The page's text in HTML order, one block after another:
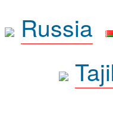
Russia